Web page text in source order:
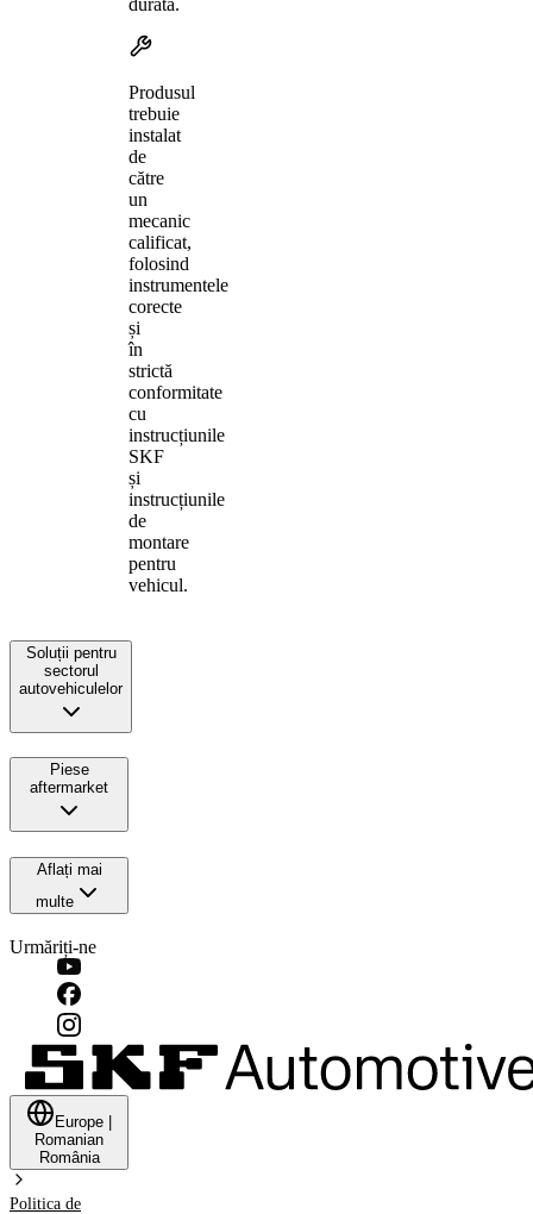
Produsul
trebuie
instalat
de
către
un
mecanic
calificat,
folosind
instrumentele
corecte
și
în
strictă
conformitate
cu
instrucțiunile
SKF
și
instrucțiunile
de
montare
pentru
vehicul.
Soluții pentru
sectorul
autovehiculelor
Piese
aftermarket
Aflați mai
multe
Urmăriți-ne
Europe
Romanian
România
Politica de